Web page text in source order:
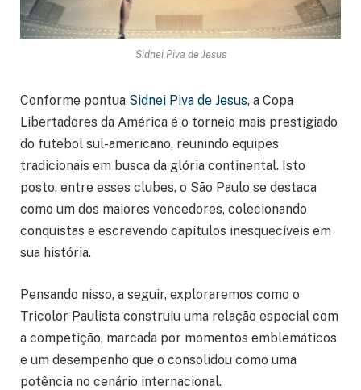
Sidnei Piva de Jesus
Conforme pontua Sidnei Piva de Jesus, a Copa
Libertadores da América é o torneio mais prestigiado
do futebol sul-americano, reunindo equipes
tradicionais em busca da glória continental. Isto
posto, entre esses clubes, o São Paulo se destaca
como um dos maiores vencedores, colecionando
conquistas e escrevendo capítulos inesquecíveis em
sua história.
Pensando nisso, a seguir, exploraremos como o
Tricolor Paulista construiu uma relação especial com
a competição, marcada por momentos emblemáticos
e um desempenho que o consolidou como uma
potência no cenário internacional.